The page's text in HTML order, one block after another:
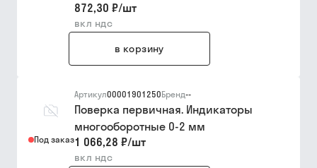
872,30 ₽/шт
вкл ндс
в корзину
Под заказ
Артикул00001901250Бренд--
Поверка первичная. Индикаторы
многооборотные 0-2 мм
1 066,28 ₽/шт
вкл ндс